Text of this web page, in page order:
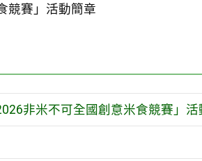
競賽」活動簡章
非米不可全國創意米食競賽」活